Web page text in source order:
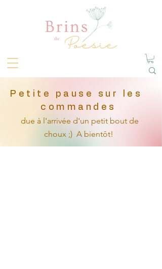
Petite pause sur les
commandes
due à l'arrivée d'un petit bout de
choux ;) A bientôt!